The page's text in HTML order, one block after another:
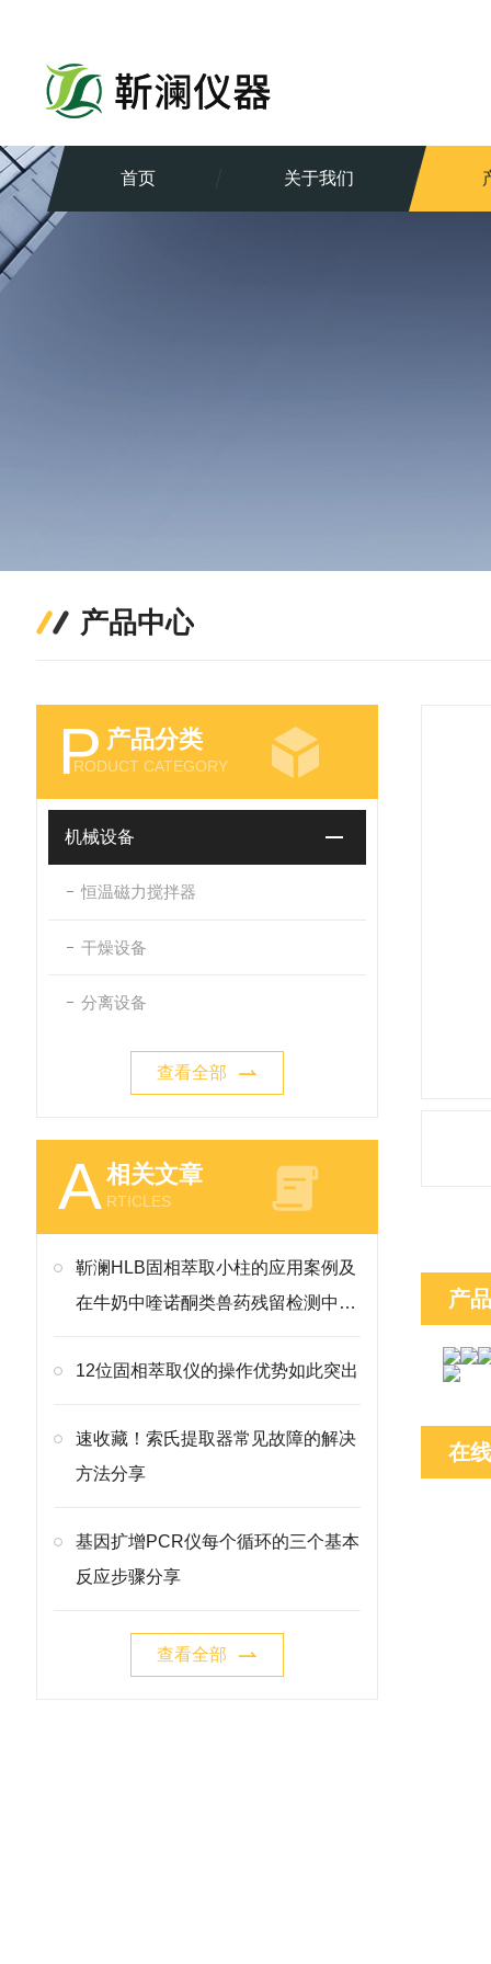
首页 关于我们
产品中心
P 产品分类
RODUCT CATEGORY
机械设备
恒温磁力搅拌器
干燥设备
分离设备
查看全部
A相关文章
RTICLES
靳澜HLB固相萃取小柱的应用案例及
在牛奶中喹诺酮类兽药残留检测中的
12位固相萃取仪的操作优势如此突出
速收藏！索氏提取器常见故障的解决
方法分享
基因扩增PCR仪每个循环的三个基本
反应步骤分享
查看全部
产
在